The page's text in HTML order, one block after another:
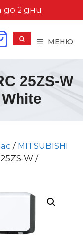
до 2 дни
МЕНЮ
25ZS-W
/ MITSUBISHI
W /